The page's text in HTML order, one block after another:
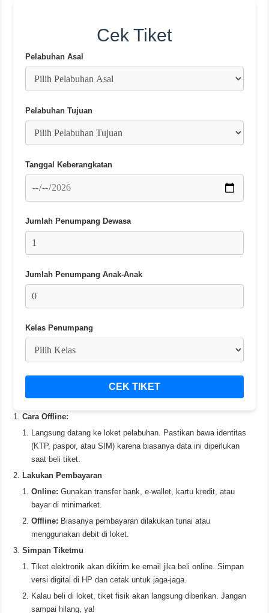
Cek Tiket
Pelabuhan Asal
Pelabuhan Tujuan
Tanggal Keberangkatan
Jumlah Penumpang Dewasa
Jumlah Penumpang Anak-Anak
Kelas Penumpang
CEK TIKET
Cara Offline:
Langsung datang ke loket pelabuhan. Pastikan bawa identitas
(KTP, paspor, atau SIM) karena biasanya data ini diperlukan
saat beli tiket.
Lakukan Pembayaran
Online: Gunakan transfer bank, e-wallet, kartu kredit, atau
bayar di minimarket.
Offline: Biasanya pembayaran dilakukan tunai atau
menggunakan debit di loket.
Simpan Tiketmu
Tiket elektronik akan dikirim ke email jika beli online. Simpan
versi digital di HP dan cetak untuk jaga-jaga.
Kalau beli di loket, tiket fisik akan langsung diberikan. Jangan
sampai hilang, ya!